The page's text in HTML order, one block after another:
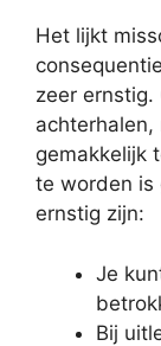
Het lijkt
zeer ernstig.
gemakkelijk
te worden is
ernstig zijn:
Je
Bij